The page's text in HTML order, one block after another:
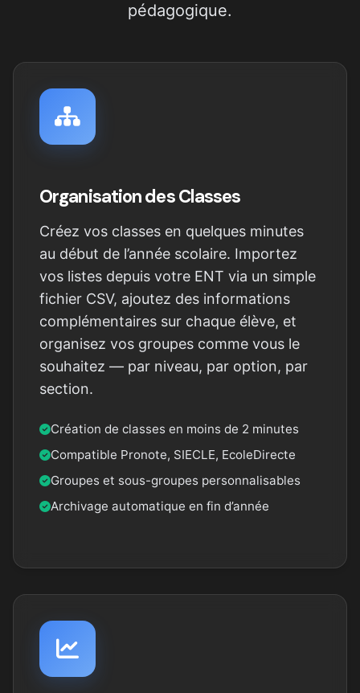
pédagogique.
Organisation des Classes
Créez vos classes en quelques minutes
au début de l’année scolaire. Importez
vos listes depuis votre ENT via un simple
fichier CSV, ajoutez des informations
complémentaires sur chaque élève, et
organisez vos groupes comme vous le
souhaitez — par niveau, par option, par
section.
Création de classes en moins de 2 minutes
Compatible Pronote, SIECLE, EcoleDirecte
Groupes et sous-groupes personnalisables
Archivage automatique en fin d’année